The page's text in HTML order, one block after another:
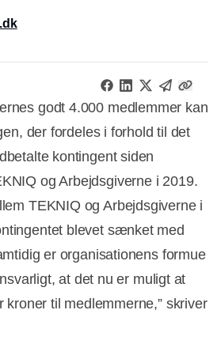
godt 4.000 medlemmer kan
der fordeles i forhold til det
kontingent siden
og Arbejdsgiverne i 2019.
TEKNIQ og Arbejdsgiverne i
blevet sænket med
er organisationens formue
at det nu er muligt at
kroner til medlemmerne,” skriver